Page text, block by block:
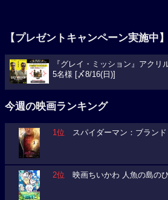
【プレゼントキャンペーン実施中】
『グレイ・ミッション』アクリ
5名様 [〆8/16(日)]
今週の映画ランキング
1位 スパイダーマン：ブランド
2位 映画ちいかわ 人魚の島の